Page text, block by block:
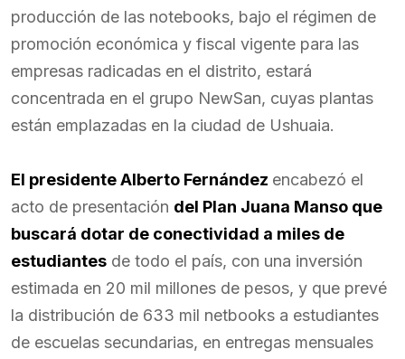
producción de las notebooks, bajo el régimen de
promoción económica y fiscal vigente para las
empresas radicadas en el distrito, estará
concentrada en el grupo NewSan, cuyas plantas
están emplazadas en la ciudad de Ushuaia.
El presidente Alberto Fernández encabezó el
acto de presentación del Plan Juana Manso que
buscará dotar de conectividad a miles de
estudiantes de todo el país, con una inversión
estimada en 20 mil millones de pesos, y que prevé
la distribución de 633 mil netbooks a estudiantes
de escuelas secundarias, en entregas mensuales